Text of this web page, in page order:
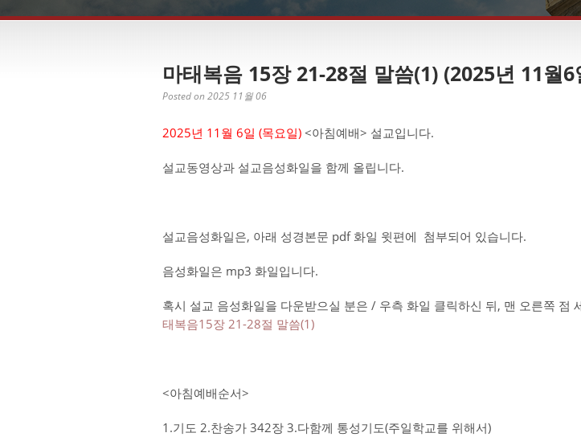
마태복음 15장 21-28절 말씀(1) (2025년 11월
Posted on 2025 11월 06
2025년 11월 6일 (목요일) <아침예배> 설교입니다.
설교동영상과 설교음성화일을 함께 올립니다.
설교음성화일은, 아래 성경본문 pdf 화일 윗편에 첨부되어 있습니다.
음성화일은 mp3 화일입니다.
혹시 설교 음성화일을 다운받으실 분은 / 우측 화일 클릭하신 뒤, 맨 오른쪽 점
태복음15장 21-28절 말씀(1)
<아침예배순서>
1.기도 2.찬송가 342장 3.다함께 통성기도(주일학교를 위해서)